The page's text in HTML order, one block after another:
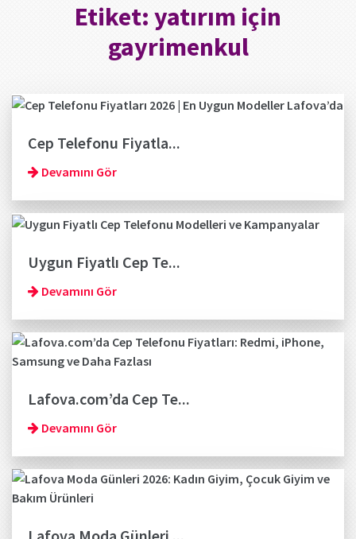
Etiket: yatırım için
gayrimenkul
Cep Telefonu Fiyatla...
Devamını Gör
Uygun Fiyatlı Cep Te...
Devamını Gör
Lafova.com’da Cep Te...
Devamını Gör